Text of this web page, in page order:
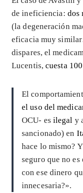
de ineficiencia: dos
(la degeneración
eficacia muy
dispares, el
Lucentis,cuesta
El
el uso del
OCU- es ilegal y
sancionado) en
hace lo mismo?
seguro que no
con ese dinero
innecesaria?».